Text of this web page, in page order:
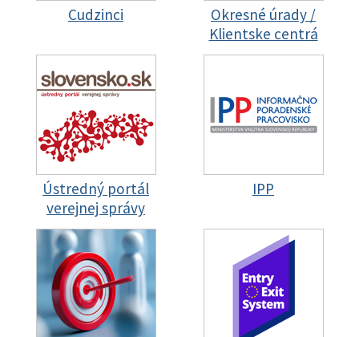
Cudzinci
Okresné úrady /
Klientske centrá
Ústredný portál
verejnej správy
IPP